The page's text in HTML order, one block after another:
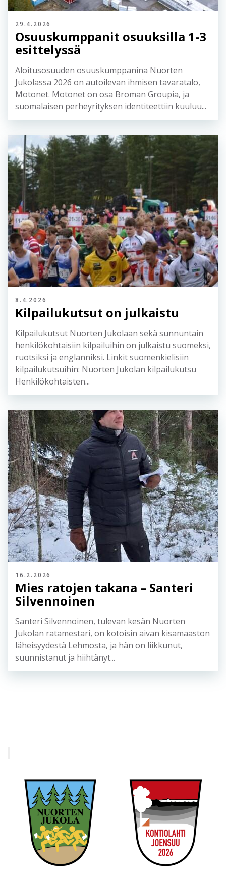
29.4.2026
Osuuskumppanit osuuksilla 1-3
esittelyssä
Aloitusosuuden osuuskumppanina Nuorten
Jukolassa 2026 on autoilevan ihmisen tavaratalo,
Motonet. Motonet on osa Broman Groupia, ja
suomalaisen perheyrityksen identiteettiin kuuluu...
8.4.2026
Kilpailukutsut on julkaistu
Kilpailukutsut Nuorten Jukolaan sekä sunnuntain
henkilökohtaisiin kilpailuihin on julkaistu suomeksi,
ruotsiksi ja englanniksi. Linkit suomenkielisiin
kilpailukutsuihin: Nuorten Jukolan kilpailukutsu
Henkilökohtaisten...
16.2.2026
Mies ratojen takana – Santeri
Silvennoinen
Santeri Silvennoinen, tulevan kesän Nuorten
Jukolan ratamestari, on kotoisin aivan kisamaaston
läheisyydestä Lehmosta, ja hän on liikkunut,
suunnistanut ja hiihtänyt...